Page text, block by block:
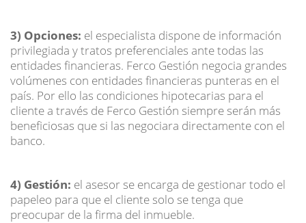
3) Opciones: el especialista dispone de información
privilegiada y tratos preferenciales ante todas las
entidades financieras. Ferco Gestión negocia grandes
volúmenes con entidades financieras punteras en el
país. Por ello las condiciones hipotecarias para el
cliente a través de Ferco Gestión siempre serán más
beneficiosas que si las negociara directamente con el
banco.
4) Gestión: el asesor se encarga de gestionar todo el
papeleo para que el cliente solo se tenga que
preocupar de la firma del inmueble.